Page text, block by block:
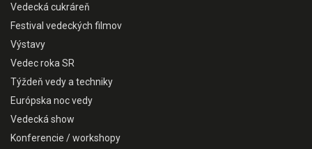
Vedecká cukráreň
Festival vedeckých filmov
Výstavy
Vedec roka SR
Týždeň vedy a techniky
Európska noc vedy
Vedecká show
Konferencie / workshopy